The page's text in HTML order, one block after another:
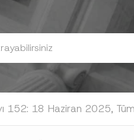
152: 18 Haziran 2025,